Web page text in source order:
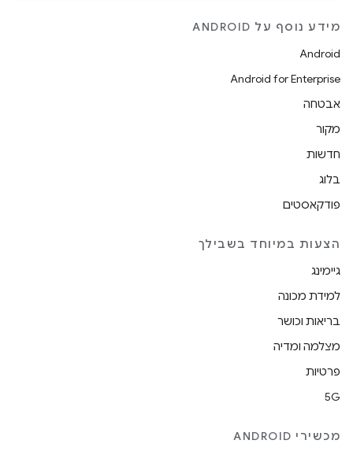
מידע נוסף על ANDROID
Android
Android for Enterprise
אבטחה
מקור
חדשות
בלוג
פודקאסטים
הצעות במיוחד בשבילך
גיימינג
למידת מכונה
בריאות וכושר
מצלמה ומדיה
פרטיות
5G
מכשירי ANDROID